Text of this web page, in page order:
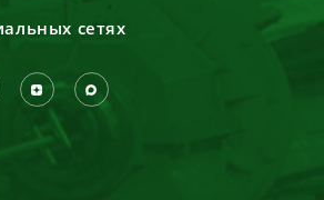
сетях